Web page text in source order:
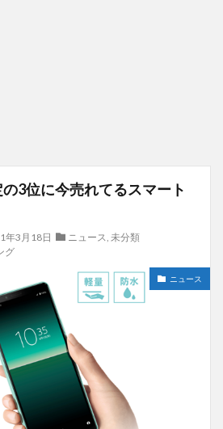
3位に今売れてるスマート
年3月18日 ニュース, 未分類
グ
ニュース